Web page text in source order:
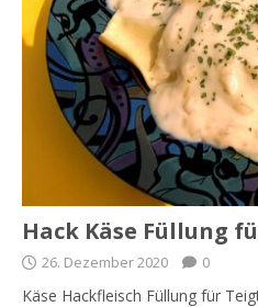
Hack Käse Füllung
26. Dezember 2020 0
Käse Hackfleisch Füllung für